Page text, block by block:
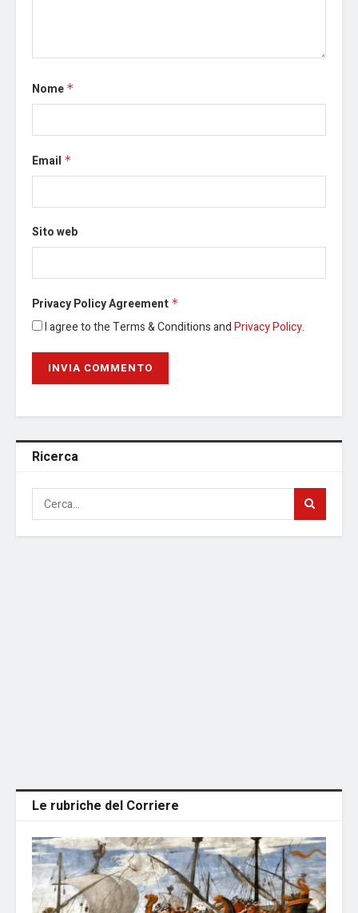
Nome *
Email *
Sito web
Privacy Policy Agreement *
I agree to the Terms & Conditions andPrivacy Policy.
Ricerca
Le rubriche del Corriere